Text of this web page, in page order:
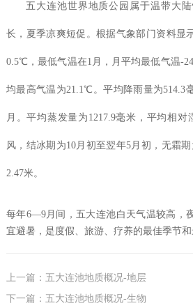
五大连池世界地质公园属于温带大
长，夏季凉爽短促。根据气象部门资料显
0.5℃，最低气温在1月，月平均最低气温-
均最高气温为21.1℃。平均降雨量为514.3
月。平均蒸发量为1217.9毫米，平均相对
风，结冰期为10月初至翌年5月初，无霜
2.47米。
每年6—9月间，五大连池白天气温较高，
宜避暑，是度假、旅游、疗养的最佳季节和
上一篇：五大连池地质概况-地层
下一篇：五大连池地质概况-生物